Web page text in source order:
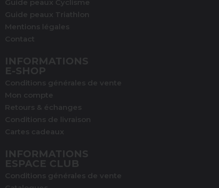
(1 avis)
Guide peaux Cyclisme
Guide peaux Triathlon
Mentions légales
Contact
INFORMATIONS
E-SHOP
Conditions générales de vente
Mon compte
Retours & échanges
Conditions de livraison
Cartes cadeaux
INFORMATIONS
ESPACE CLUB
Conditions générales de vente